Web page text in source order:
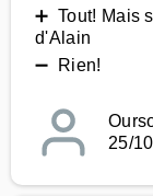
➕ Tout! Mais
d'Alain
➖ Rien!
25/